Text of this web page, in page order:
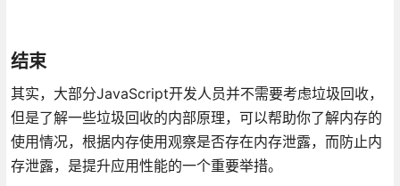
结束
其实，大部分JavaScript开发人员并不需要考虑垃圾回收，
但是了解一些垃圾回收的内部原理，可以帮助你了解内存的
使用情况，根据内存使用观察是否存在内存泄露，而防止内
存泄露，是提升应用性能的一个重要举措。